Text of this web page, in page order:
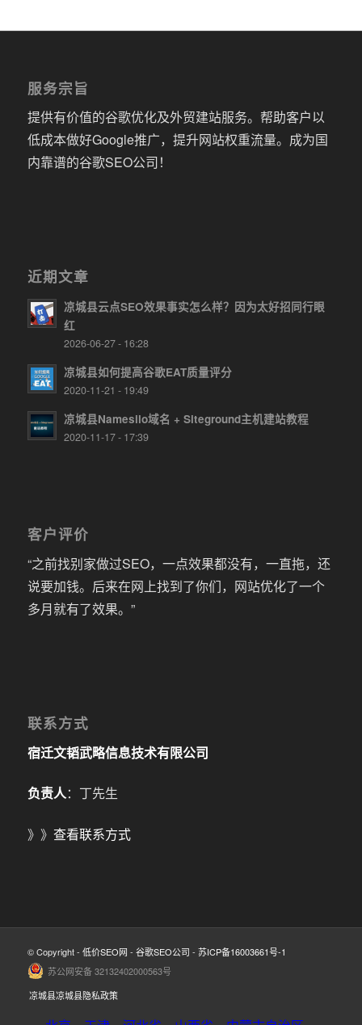
服务宗旨
提供有价值的谷歌优化及外贸建站服务。帮助客户以
低成本做好Google推广，提升网站权重流量。成为国
内靠谱的谷歌SEO公司！
近期文章
凉城县云点SEO效果事实怎么样？因为太好招同行眼
红
2026-06-27 - 16:28
凉城县如何提高谷歌EAT质量评分
2020-11-21 - 19:49
凉城县Namesilo域名 + Siteground主机建站教程
2020-11-17 - 17:39
客户评价
“之前找别家做过SEO，一点效果都没有，一直拖，还
说要加钱。后来在网上找到了你们，网站优化了一个
多月就有了效果。”
联系方式
宿迁文韬武略信息技术有限公司
负责人：丁先生
》》 查看联系方式
© Copyright - 低价SEO网 - 谷歌SEO公司 - 苏ICP备16003661号-1
苏公网安备 32132402000563号
凉城县凉城县隐私政策